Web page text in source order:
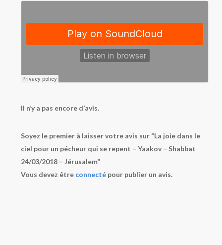
Il n’y a pas encore d’avis.
Soyez le premier à laisser votre avis sur “La joie dans le
ciel pour un pécheur qui se repent – Yaakov – Shabbat
24/03/2018 – Jérusalem”
Vous devez être connectépour publier un avis.